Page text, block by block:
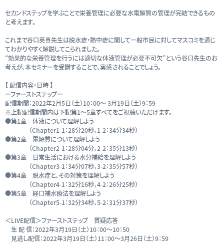
セカンドステップを学ぶことで栄養管理に必要な水電解質の管理が完結できるもの
と考えます。
これまで谷口英喜先生は脱水症・熱中症に関して一般市民に対してマスコミを通じ
てわかりやすく解説してこられました。
“効果的な栄養管理を行うには適切な体液管理が必要不可欠”という谷口先生のお
考えが、本セミナーを受講することで、実感されることでしょう。
【 配信内容・日時 】
ーファーストステップー
配信期間：2022年2月5日（土）10：00～ 3月19日（土）9：59
※上記配信期間内は下記第1～5章すべてをご視聴いただけます。
●第1章 体液について理解しよう
（Chapter1-1：28分20秒，1-2：34分34秒）
●第2章 電解質について理解しよう
（Chapter2-1：28分04分，2-2：35分13秒）
●第3章 日常生活における水分補給を理解しよう
（Chapter3-1：34分07秒，3-2：35分57秒）
●第4章 脱水症と、その対策を理解しよう
（Chapter4-1：32分16秒，4-2：26分25秒）
●第5章 経口補水療法を理解しよう
（Chapter5-1：32分34秒，5-2：31分37秒）
＜LIVE配信＞ファーストステップ 質疑応答
生 配 信：2022年3月19日（土）10：00～10：50
見逃し配信：2022年3月19日（土）11：00～3月26日（土）9：59